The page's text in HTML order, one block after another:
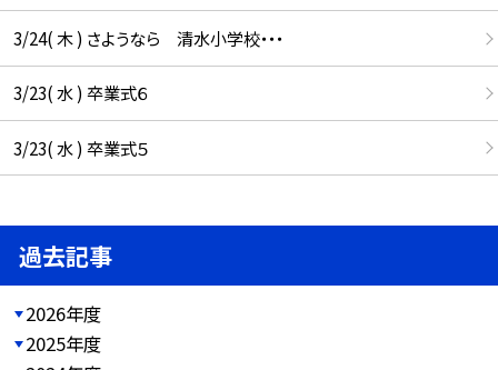
3/24( 木 ) さようなら 清水小学校・・・
3/23( 水 ) 卒業式６
3/23( 水 ) 卒業式５
過去記事
2026年度
2025年度